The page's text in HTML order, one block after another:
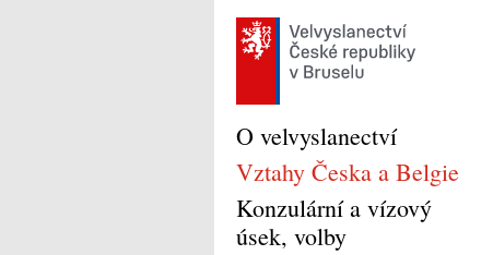
O velvyslanectví
Vztahy Česka a Belgie
Konzulární a vízový
úsek, volby